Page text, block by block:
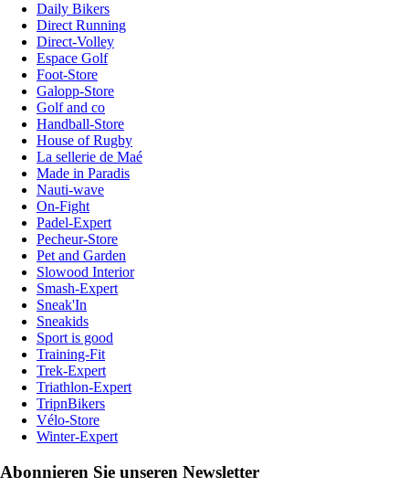
Daily Bikers
Direct Running
Direct-Volley
Espace Golf
Foot-Store
Galopp-Store
Golf and co
Handball-Store
House of Rugby
La sellerie de Maé
Made in Paradis
Nauti-wave
On-Fight
Padel-Expert
Pecheur-Store
Pet and Garden
Slowood Interior
Smash-Expert
Sneak'In
Sneakids
Sport is good
Training-Fit
Trek-Expert
Triathlon-Expert
TripnBikers
Vélo-Store
Winter-Expert
Abonnieren Sie unseren Newsletter